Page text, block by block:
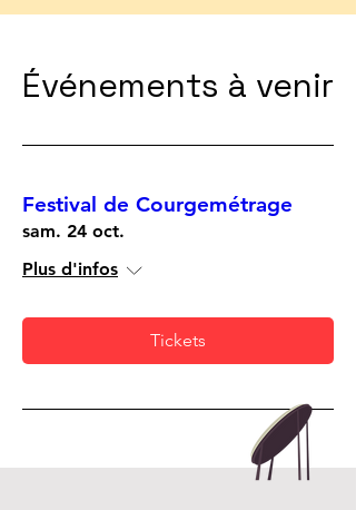
Événements à venir
Festival de Courgemétrage
sam. 24 oct.
Plus d'infos
Tickets